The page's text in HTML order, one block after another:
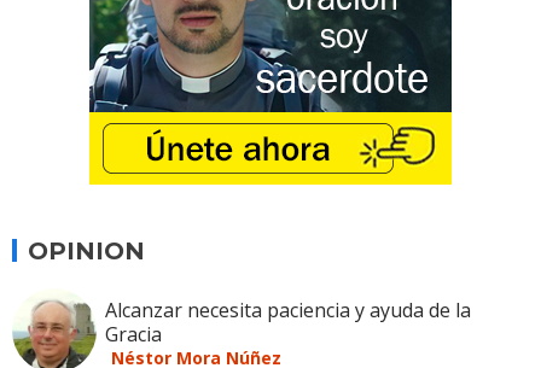
OPINION
Alcanzar necesita paciencia y ayuda de la
Gracia
Néstor Mora Núñez